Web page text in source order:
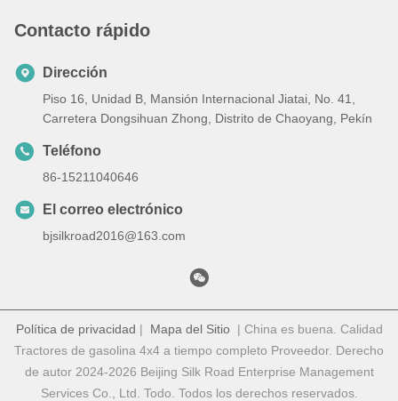
Contacto rápido
Dirección
Piso 16, Unidad B, Mansión Internacional Jiatai, No. 41,
Carretera Dongsihuan Zhong, Distrito de Chaoyang, Pekín
Teléfono
86-15211040646
El correo electrónico
bjsilkroad2016@163.com
Política de privacidad | Mapa del Sitio| China es buena. Calidad
Tractores de gasolina 4x4 a tiempo completo Proveedor. Derecho
de autor 2024-2026 Beijing Silk Road Enterprise Management
Services Co., Ltd. Todo. Todos los derechos reservados.